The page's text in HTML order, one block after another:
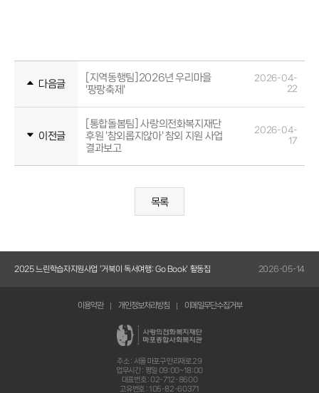
다음글
[지역동행팀]2026년 우리마을
'팡팡축제'
2026-04-
22
이전글
[통합돌봄팀] 사랑의전화복지재단
후원 '참외롭지않아' 참외 지원 사업
결과보고
2026-04-
17
목록
이용약관 개인정보처리방침 이메일무단수집거부
2025 느린학습자지원사업 '거북이 독서여행: Go Book' 활동집 2026-05-14
주소 : 서울 마포구 만리재로 29
업무시간 : 평일 09:00~18:00
대표번호 : 02-712-8600
고유번호 : 105-82-60371